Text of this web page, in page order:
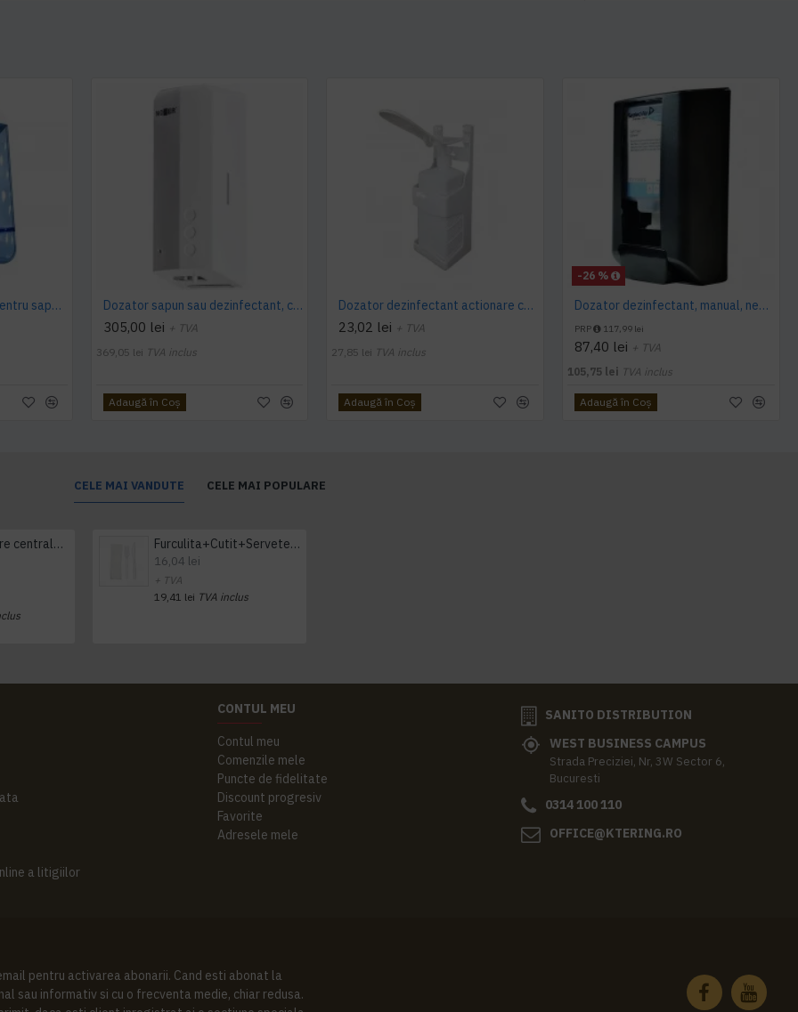
Dozator manual Palex pentru sapun lichid sau dezinfectant, 1L Dozator sapun sau dezinfectant, cu senzor, alb, 1L, Nofer
305,00 lei + TVA
369,05 lei TVA inclus
Adaugă în Coş
Dozator dezinfectant actionare cu cotul, 1L
23,02 lei + TVA
27,85 lei TVA inclus
Adaugă în Coş
-26 %
Dozator dezinfectant, manual, negru, Diversey Intellicare, 1300mL
PRP 117,99 lei
87,40 lei + TVA
105,75 lei TVA inclus
Adaugă în Coş
CELE MAI VANDUTE CELE MAI POPULARE
Prosop derulare centrala 1 pliu, 300 m Tork Furculita+Cutit+Servetel 100buc/set
16,04 lei
+ TVA
19,41 lei TVA inclus
a litigiilor
CONTUL MEU
Contul meu
Comenzile mele
Puncte de fidelitate
Discount progresiv
Favorite
Adresele mele
SANITO DISTRIBUTION
WEST BUSINESS CAMPUS
Strada Preciziei, Nr, 3W Sector 6,
Bucuresti
0314 100 110
OFFICE@KTERING.RO
pentru activarea abonarii. Cand esti abonat la
sau informativ si cu o frecventa medie, chiar redusa.